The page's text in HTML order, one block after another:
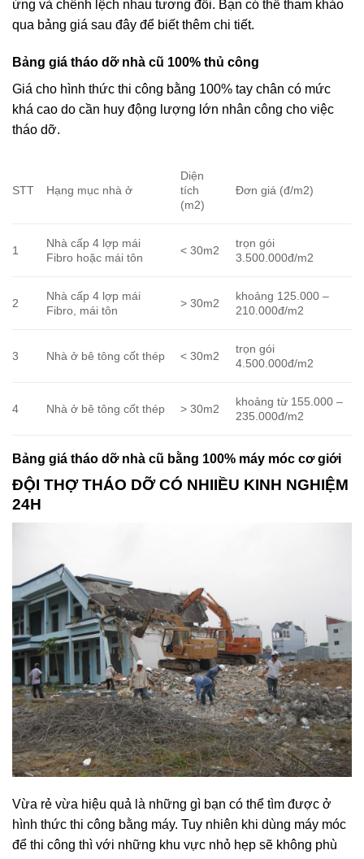
ứng và chênh lệch nhau tương đối. Bạn có thể tham khảo
qua bảng giá sau đây để biết thêm chi tiết.
Bảng giá tháo dỡ nhà cũ 100% thủ công
Giá cho hình thức thi công bằng 100% tay chân có mức
khá cao do cần huy động lượng lớn nhân công cho việc
tháo dỡ.
STT Hạng mục nhà ở
Diện
tích
(m2)
Đơn giá (đ/m2)
1
Nhà cấp 4 lợp mái
Fibro hoặc mái tôn
< 30m2
trọn gói
3.500.000đ/m2
2
Nhà cấp 4 lợp mái
Fibro, mái tôn
> 30m2
khoảng 125.000 –
210.000đ/m2
3 Nhà ở bê tông cốt thép < 30m2
trọn gói
4.500.000đ/m2
4 Nhà ở bê tông cốt thép > 30m2
khoảng từ 155.000 –
235.000đ/m2
Bảng giá tháo dỡ nhà cũ bằng 100% máy móc cơ giới
ĐỘI THỢ THÁO DỠ CÓ NHIIỀU KINH NGHIỆM
24H
Vừa rẻ vừa hiệu quả là những gì bạn có thể tìm được ở
hình thức thi công bằng máy. Tuy nhiên khi dùng máy móc
để thi công thì với những khu vực nhỏ hẹp sẽ không phù